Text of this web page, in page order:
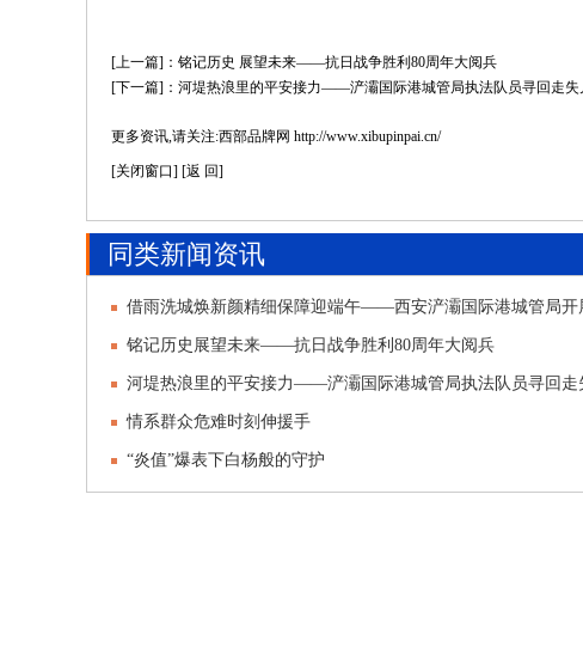
[上一篇]：铭记历史 展望未来——抗日战争胜利80周年大阅兵
[下一篇]：河堤热浪里的平安接力——浐灞国际港城管局执法队员寻回走失
更多资讯,请关注:西部品牌网 http://www.xibupinpai.cn/
[关闭窗口] [返 回]
同类新闻资讯
借雨洗城焕新颜精细保障迎端午——西安浐灞国际港城管局开
前市容环
铭记历史展望未来——抗日战争胜利80周年大阅兵
河堤热浪里的平安接力——浐灞国际港城管局执法队员寻回走
童
情系群众危难时刻伸援手
“炎值”爆表下白杨般的守护